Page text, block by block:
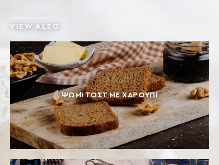
VIEW ALSO
ΨΩΜΊ ΤΟΣΤ ΜΕ ΧΑΡΟΎΠΙ